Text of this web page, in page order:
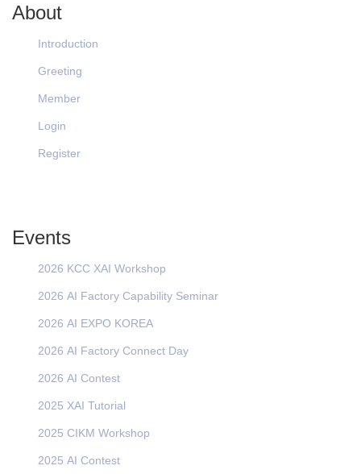
About
Introduction
Greeting
Member
Login
Register
Events
2026 KCC XAI Workshop
2026 AI Factory Capability Seminar
2026 AI EXPO KOREA
2026 AI Factory Connect Day
2026 AI Contest
2025 XAI Tutorial
2025 CIKM Workshop
2025 AI Contest